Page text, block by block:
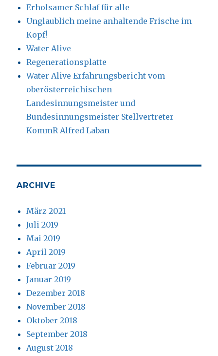
Erholsamer Schlaf für alle
Unglaublich meine anhaltende Frische im
Kopf!
Water Alive
Regenerationsplatte
Water Alive Erfahrungsbericht vom
oberösterreichischen
Landesinnungsmeister und
Bundesinnungsmeister Stellvertreter
KommR Alfred Laban
ARCHIVE
März 2021
Juli 2019
Mai 2019
April 2019
Februar 2019
Januar 2019
Dezember 2018
November 2018
Oktober 2018
September 2018
August 2018